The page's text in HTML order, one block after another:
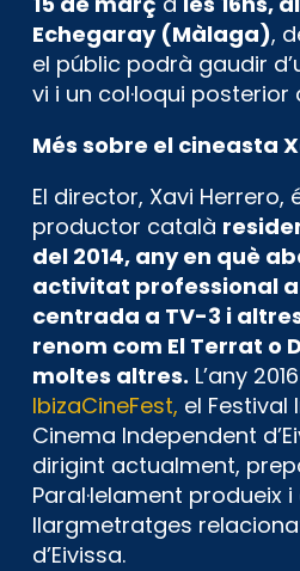
Echegaray (Màlaga),
el públic podrà gaudir
vi i un col·loqui posterior
Més sobre el cineasta
El director, Xavi Herrero,
productor català
del 2014, any en què
activitat professional
centrada a TV-3 i
renom com El Terrat o
moltes altres. L’any
IbizaCineFest, el Festival
Cinema Independent
dirigint actualment,
Paral·lelament produeix
llargmetratges
d’Eivissa.